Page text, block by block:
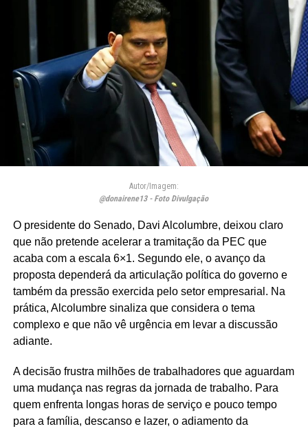
Autor/Imagem:
@donairene13 - Foto Divulgação
O presidente do Senado, Davi Alcolumbre, deixou claro
que não pretende acelerar a tramitação da PEC que
acaba com a escala 6×1. Segundo ele, o avanço da
proposta dependerá da articulação política do governo e
também da pressão exercida pelo setor empresarial. Na
prática, Alcolumbre sinaliza que considera o tema
complexo e que não vê urgência em levar a discussão
adiante.
A decisão frustra milhões de trabalhadores que aguardam
uma mudança nas regras da jornada de trabalho. Para
quem enfrenta longas horas de serviço e pouco tempo
para a família, descanso e lazer, o adiamento da